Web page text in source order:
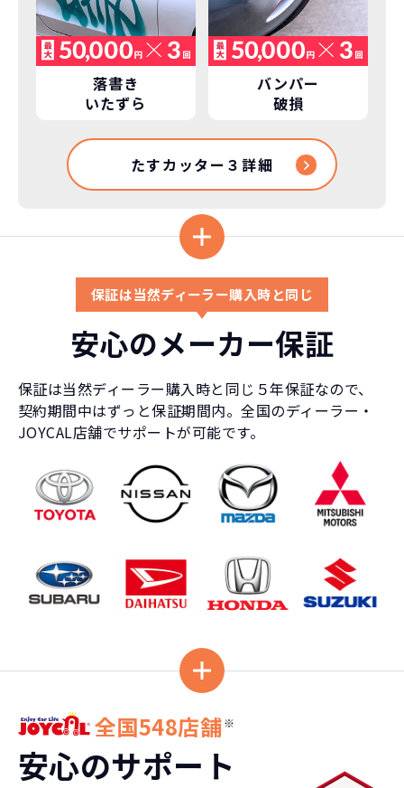
落書き
いたずら
バンパー
破損
たすカッター３詳細
保証は当然ディーラー購入時と同じ
安心のメーカー保証
保証は当然ディーラー購入時と同じ５年保証なので、
契約期間中はずっと保証期間内。全国のディーラー・
JOYCAL店舗でサポートが可能です。
全国548店舗※
安心のサポート